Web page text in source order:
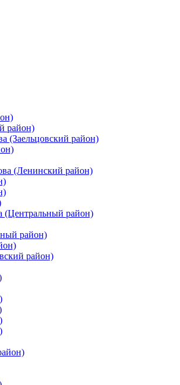
район)
(Заельцовский район)
(Ленинский район)
(Центральный район)
район)
район)